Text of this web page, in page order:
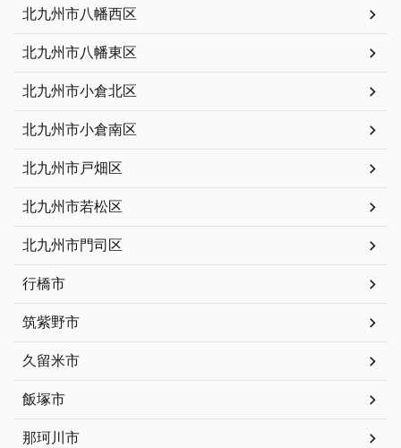
北九州市八幡西区
北九州市八幡東区
北九州市小倉北区
北九州市小倉南区
北九州市戸畑区
北九州市若松区
北九州市門司区
行橋市
筑紫野市
久留米市
飯塚市
那珂川市